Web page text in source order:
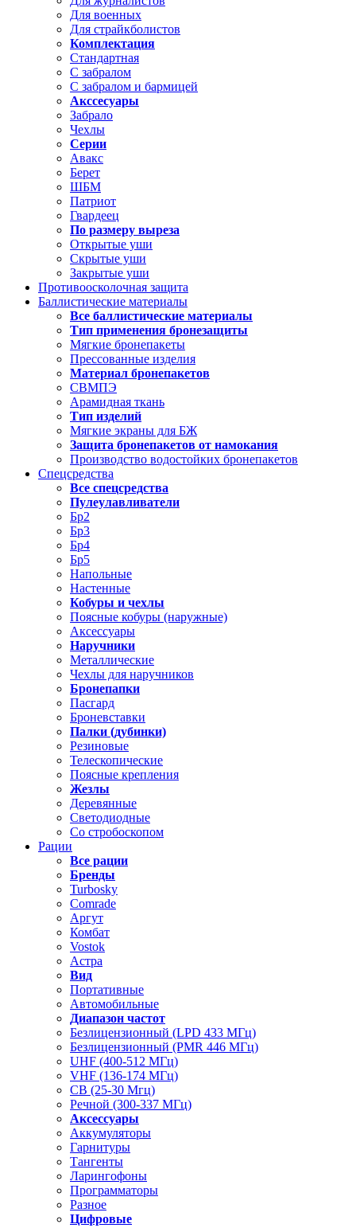
Для военных
Для страйкболистов
Комплектация
Стандартная
С забралом
С забралом и бармицей
Акссесуары
Забрало
Чехлы
Серии
Авакс
Берет
ШБМ
Патриот
Гвардеец
По размеру выреза
Открытые уши
Скрытые уши
Закрытые уши
Противоосколочная защита
Баллистические материалы
Все баллистические материалы
Тип применения бронезащиты
Мягкие бронепакеты
Прессованные изделия
Материал бронепакетов
СВМПЭ
Арамидная ткань
Тип изделий
Мягкие экраны для БЖ
Защита бронепакетов от намокания
Производство водостойких бронепакетов
Спецсредства
Все спецсредства
Пулеулавливатели
Бр2
Бр3
Бр4
Бр5
Напольные
Настенные
Кобуры и чехлы
Поясные кобуры (наружные)
Аксессуары
Наручники
Металлические
Чехлы для наручников
Бронепапки
Пасгард
Броневставки
Палки (дубинки)
Резиновые
Телескопические
Поясные крепления
Жезлы
Деревянные
Светодиодные
Со стробоскопом
Рации
Все рации
Бренды
Turbosky
Comrade
Аргут
Комбат
Vostok
Астра
Вид
Портативные
Автомобильные
Диапазон частот
Безлицензионный (LPD 433 МГц)
Безлицензионный (PMR 446 МГц)
UHF (400-512 МГц)
VHF (136-174 МГц)
CB (25-30 Мгц)
Речной (300-337 МГц)
Аксессуары
Аккумуляторы
Гарнитуры
Тангенты
Ларингофоны
Программаторы
Разное
Цифровые